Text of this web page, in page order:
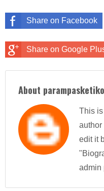
Share on Facebook
Share on Google
About
This
author
edit it
admin